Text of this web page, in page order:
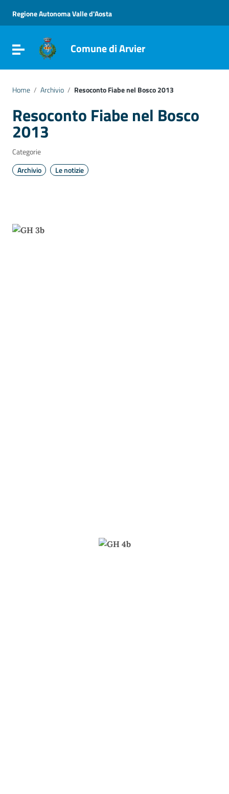
Vai al menu di navigazione
Vai al footer
Regione Autonoma Valle d'Aosta
Attiva / disattiva la navigazione
Comune di Arvier
Home / Archivio / Resoconto Fiabe nel Bosco 2013
Resoconto Fiabe nel Bosco
2013
Categorie
Archivio
Le notizie